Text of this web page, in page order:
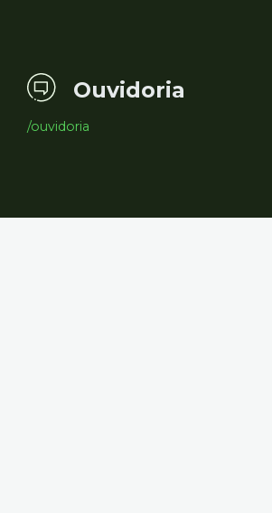
Ouvidoria
/ouvidoria